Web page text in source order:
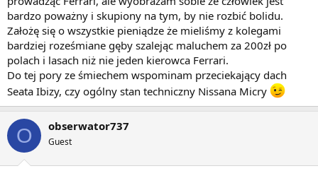
bardzo poważny i skupiony na tym, by nie rozbić bolidu.
Założę się o wszystkie pieniądze że mieliśmy z kolegami
bardziej roześmiane gęby szalejąc maluchem za 200zł po
polach i lasach niż nie jeden kierowca Ferrari.
Do tej pory ze śmiechem wspominam przeciekający dach
Seata Ibizy, czy ogólny stan techniczny Nissana Micry
O obserwator737
Guest